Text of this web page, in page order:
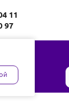
11
97